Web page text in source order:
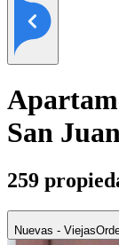
San
259
Nuevas - Viejas